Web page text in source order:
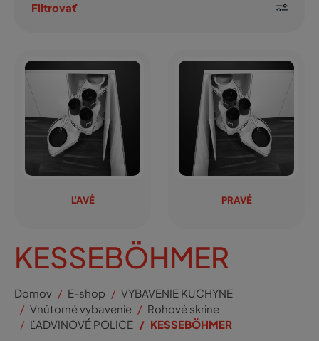
Filtrovať
ĽAVÉ PRAVÉ
KESSEBÖHMER
Domov E-shop
VYBAVENIE KUCHYNE
Vnútorné vybavenie
Rohové skrine
ĽADVINOVÉ POLICE
KESSEBÖHMER